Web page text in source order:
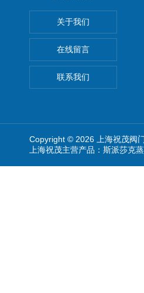
关于我们
在线留言
联系我们
Copyright © 2026 上海祝茂阀
上海祝茂主营产品：斯派莎克